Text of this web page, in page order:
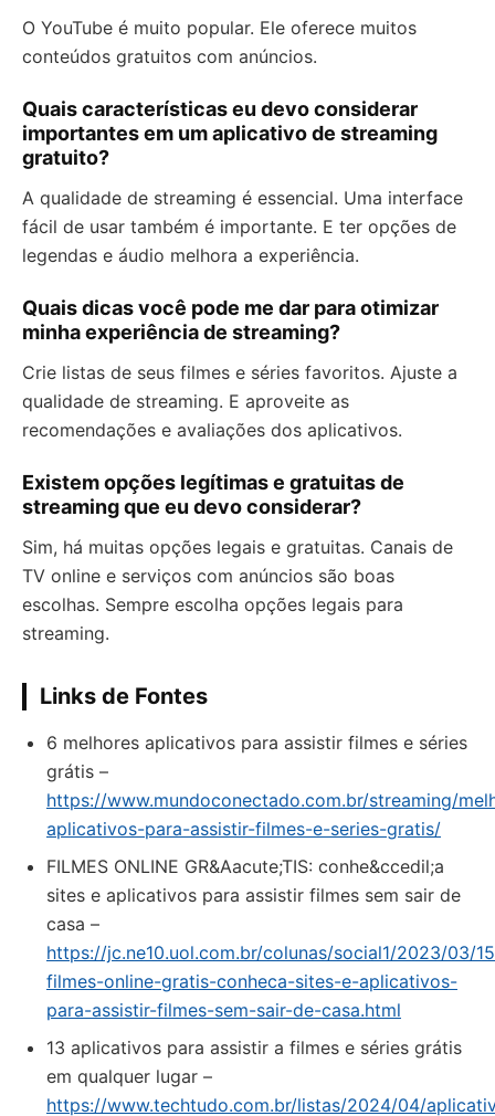
O YouTube é muito popular. Ele oferece muitos
conteúdos gratuitos com anúncios.
Quais características eu devo considerar
importantes em um aplicativo de streaming
gratuito?
A qualidade de streaming é essencial. Uma interface
fácil de usar também é importante. E ter opções de
legendas e áudio melhora a experiência.
Quais dicas você pode me dar para otimizar
minha experiência de streaming?
Crie listas de seus filmes e séries favoritos. Ajuste a
qualidade de streaming. E aproveite as
recomendações e avaliações dos aplicativos.
Existem opções legítimas e gratuitas de
streaming que eu devo considerar?
Sim, há muitas opções legais e gratuitas. Canais de
TV online e serviços com anúncios são boas
escolhas. Sempre escolha opções legais para
streaming.
Links de Fontes
6 melhores aplicativos para assistir filmes e séries
grátis –
https://www.mundoconectado.com.br/streaming/
aplicativos-para-assistir-filmes-e-series-gratis/
FILMES ONLINE GR&Aacute;TIS: conhe&ccedil;a
sites e aplicativos para assistir filmes sem sair de
casa –
https://jc.ne10.uol.com.br/colunas/social1/2023/03/
filmes-online-gratis-conheca-sites-e-aplicativos-
para-assistir-filmes-sem-sair-de-casa.html
13 aplicativos para assistir a filmes e séries grátis
em qualquer lugar –
https://www.techtudo.com.br/listas/2024/04/